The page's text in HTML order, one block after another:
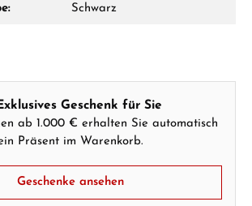
Schwarz
Geschenk für Sie
ab 1.000 € erhalten Sie automatisch
Präsent im Warenkorb.
Geschenke ansehen